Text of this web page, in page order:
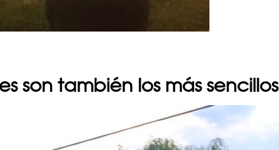
son también los más sencillos